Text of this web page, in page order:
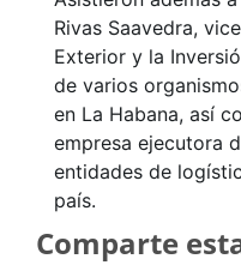
Rivas Saavedra,
Exterior y la
de varios
en La Habana, así
empresa ejecutora
entidades de
país.
Comparte